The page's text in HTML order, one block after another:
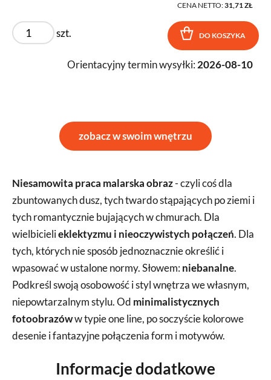
CENA NETTO:31,71 ZŁ
szt. DO KOSZYKA
Orientacyjny termin wysyłki: 2026-08-10
zobacz w swoim wnętrzu
Niesamowita praca malarska obraz- czyli coś dla
zbuntowanych dusz, tych twardo stąpających po ziemi i
tych romantycznie bujających w chmurach. Dla
wielbicielieklektyzmu i nieoczywistych połączeń. Dla
tych, których nie sposób jednoznacznie określić i
wpasować w ustalone normy. Słowem: niebanalne.
Podkreśl swoją osobowość i styl wnętrza we własnym,
niepowtarzalnym stylu. Od minimalistycznych
fotoobrazóww typie one line, po soczyście kolorowe
desenie i fantazyjne połączenia form i motywów.
Informacje dodatkowe